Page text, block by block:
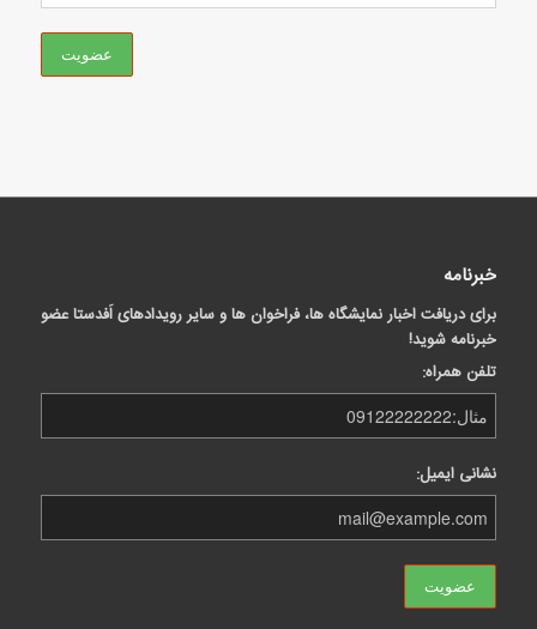
خبرنامه
برای دریافت اخبار نمایشگاه ها، فراخوان ها و سایر رویدادهای اَفدستا عضو
خبرنامه شوید!
تلفن همراه:
نشانی ایمیل: